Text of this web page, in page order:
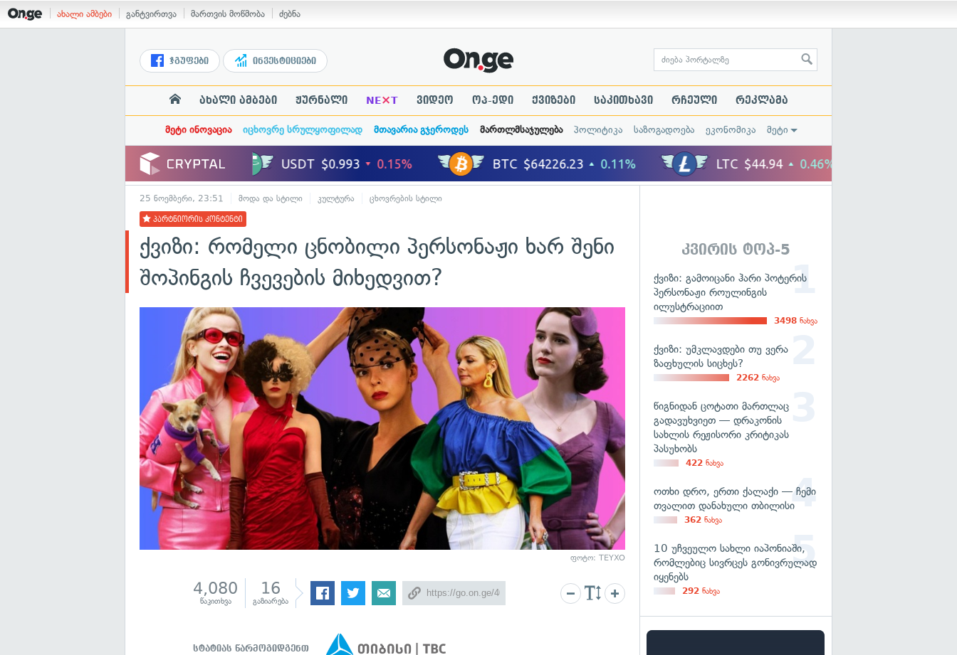
ახალი ამბები განტვირთვა მართვის მოწმობა ძებნა
ჯგუფები ინვესტიციები
ახალი ამბები ჟურნალი NE×T ვიდეო ოპ-ედი ქვიზები საკითხავი რჩეული რეკლამა
მეტი ინოვაცია იცხოვრე სრულყოფილად მთავარია გჯეროდეს მართლმსაჯულება პოლიტიკა საზოგადოება ეკონომიკა მეტი
25 ნოემბერი, 23:51 მოდა და სტილი კულტურა ცხოვრების სტილი
პარტნიორის კონტენტი
ქვიზი: რომელი ცნობილი პერსონაჟი ხარ შენი
შოპინგის ჩვევების მიხედვით?
ფოტო: TEYXO
4,080
წაკითხვა
16
გაზიარება
სტატიას წარმოგიდგენთ
კვირის ტოპ-5
ქვიზი: გამოიცანი ჰარი პოტერის
პერსონაჟი როულინგის
ილუსტრაციით
3498 ნახვა
ქვიზი: უმკლავდები თუ ვერა
ზაფხულის სიცხეს?
2262 ნახვა
წიგნიდან ცოტათი მართლაც
გადავუხვიეთ — დრაკონის
სახლის რეჟისორი კრიტიკას
პასუხობს
422 ნახვა
ოთხი დრო, ერთი ქალაქი — ჩემი
თვალით დანახული თბილისი
362 ნახვა
10 უჩვეულო სახლი იაპონიაში,
რომლებიც სივრცეს გონივრულად
იყენებს
292 ნახვა